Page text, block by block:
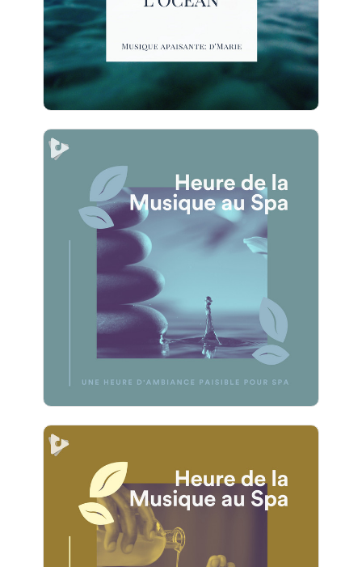
1 Heure d'Ambiance Paisible
Info
Jouer
1 Heure de Détente au Spa
Info